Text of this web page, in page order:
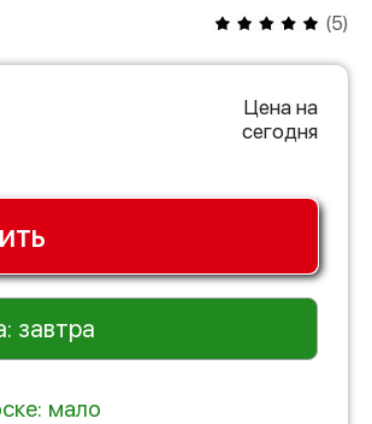
(5)
Цена на
сегодня
завтра
мало